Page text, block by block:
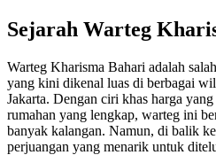
Sejarah Warteg
Warteg Kharisma Bahari adalah
yang kini dikenal luas di berbagai
Jakarta. Dengan ciri khas harga
rumahan yang lengkap, warteg ini
banyak kalangan. Namun, di balik
perjuangan yang menarik untuk